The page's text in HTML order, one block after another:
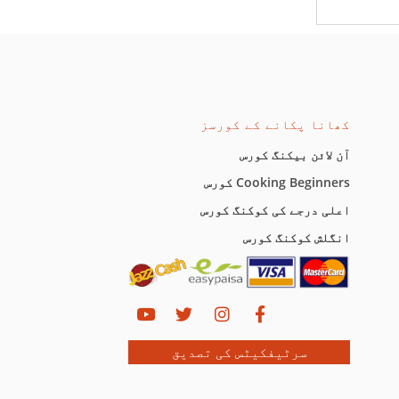
کھانا پکانے کے کورسز
آن لائن بیکنگ کورس
Cooking Beginners کورس
اعلی درجے کی کوکنگ کورس
انگلش کوکنگ کورس
سرٹیفکیٹس کی تصدیق